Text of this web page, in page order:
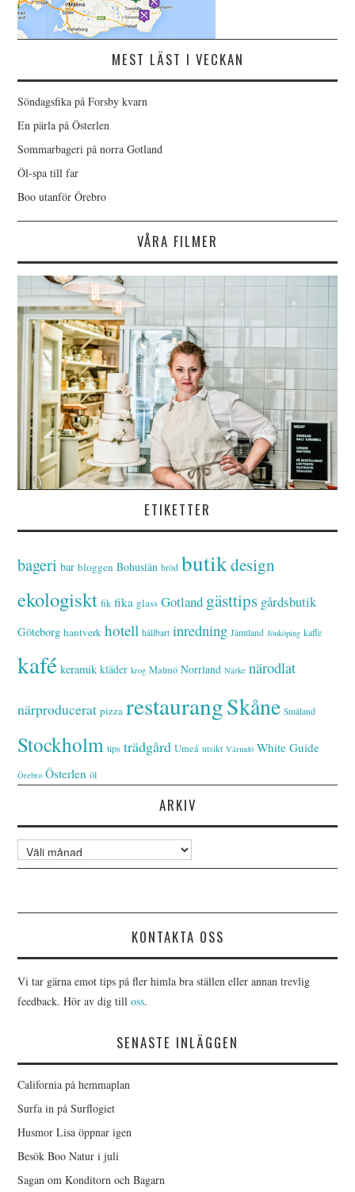
MEST LÄST I VECKAN
Söndagsfika på Forsby kvarn
En pärla på Österlen
Sommarbageri på norra Gotland
Öl-spa till far
Boo utanför Örebro
VÅRA FILMER
ETIKETTER
bageri bar bloggen Bohuslän bröd butikdesign
ekologiskt fik fika glass Gotland gästtips gårdsbutik
Göteborg hantverk hotell hållbart inredning Jämtland Jönköping kaffe
kafé keramik kläder krog Malmö Norrland Närke närodlat
närproducerat pizza restaurangSkåne Småland
Stockholm tips trädgård Umeå utsikt Värmdö White Guide
Örebro Österlen öl
ARKIV
Arkiv
KONTAKTA OSS
Vi tar gärna emot tips på fler himla bra ställen eller annan trevlig
feedback. Hör av dig tilloss.
SENASTE INLÄGGEN
California på hemmaplan
Surfa in på Surflogiet
Husmor Lisa öppnar igen
Besök Boo Natur i juli
Sagan om Konditorn och Bagarn